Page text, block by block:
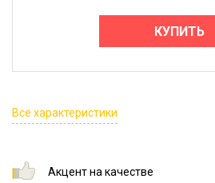
КУПИТЬ
Все характеристики
Акцент на качестве